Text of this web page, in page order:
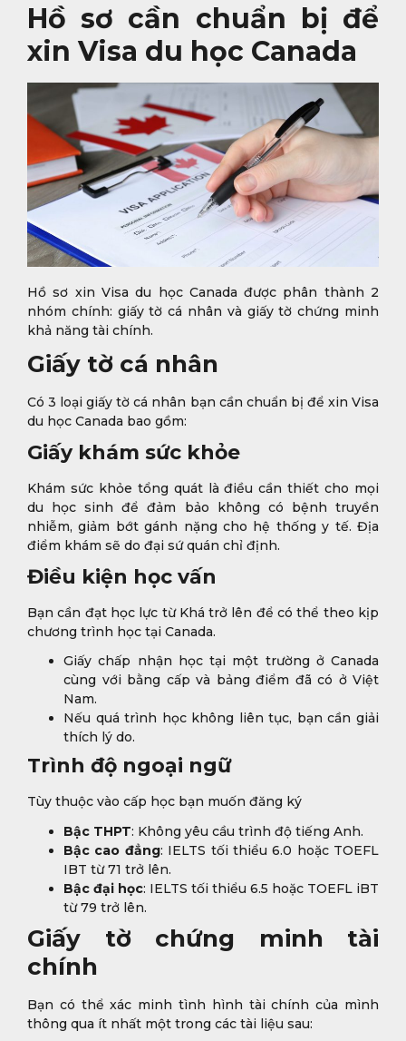
Hồ sơ cần chuẩn bị để
xin Visa du học Canada
Hồ sơ xin Visa du học Canada được phân thành 2
nhóm chính: giấy tờ cá nhân và giấy tờ chứng minh
khả năng tài chính.
Giấy tờ cá nhân
Có 3 loại giấy tờ cá nhân bạn cần chuẩn bị để xin Visa
du học Canada bao gồm:
Giấy khám sức khỏe
Khám sức khỏe tổng quát là điều cần thiết cho mọi
du học sinh để đảm bảo không có bệnh truyền
nhiễm, giảm bớt gánh nặng cho hệ thống y tế. Địa
điểm khám sẽ do đại sứ quán chỉ định.
Điều kiện học vấn
Bạn cần đạt học lực từ Khá trở lên để có thể theo kịp
chương trình học tại Canada.
Giấy chấp nhận học tại một trường ở Canada
cùng với bằng cấp và bảng điểm đã có ở Việt
Nam.
Nếu quá trình học không liên tục, bạn cần giải
thích lý do.
Trình độ ngoại ngữ
Tùy thuộc vào cấp học bạn muốn đăng ký
Bậc THPT: Không yêu cầu trình độ tiếng Anh.
Bậc cao đẳng: IELTS tối thiểu 6.0 hoặc TOEFL
IBT từ 71 trở lên.
Bậc đại học: IELTS tối thiểu 6.5 hoặc TOEFL iBT
từ 79 trở lên.
Giấy tờ chứng minh tài
chính
Bạn có thể xác minh tình hình tài chính của mình
thông qua ít nhất một trong các tài liệu sau: